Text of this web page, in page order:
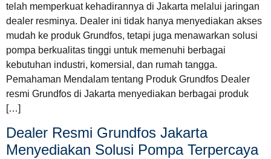
telah memperkuat kehadirannya di Jakarta melalui jaringan
dealer resminya. Dealer ini tidak hanya menyediakan akses
mudah ke produk Grundfos, tetapi juga menawarkan solusi
pompa berkualitas tinggi untuk memenuhi berbagai
kebutuhan industri, komersial, dan rumah tangga.
Pemahaman Mendalam tentang Produk Grundfos Dealer
resmi Grundfos di Jakarta menyediakan berbagai produk
[…]
Dealer Resmi Grundfos Jakarta
Menyediakan Solusi Pompa Terpercaya